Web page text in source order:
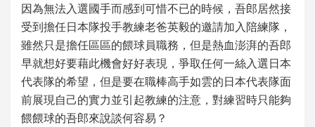
因為無法入選國手而感到可惜不已的時候，吾郎居然接
受到擔任日本隊投手教練老爸英毅的邀請加入陪練隊，
雖然只是擔任區區的餵球員職務，但是熱血澎湃的吾郎
早就想好要藉此機會好好表現，爭取任何一絲入選日本
代表隊的希望，但是要在職棒高手如雲的日本代表隊面
前展現自己的實力並引起教練的注意，對練習時只能夠
餵餵球的吾郎來說談何容易？